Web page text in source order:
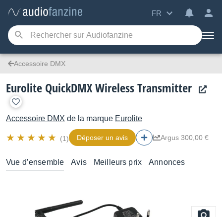
FR
Accessoire DMX
Eurolite QuickDMX Wireless Transmitter
Accessoire DMX de la marque Eurolite
(1) Déposer un avis Argus 300,00 €
Vue d’ensemble Avis Meilleurs prix Annonces